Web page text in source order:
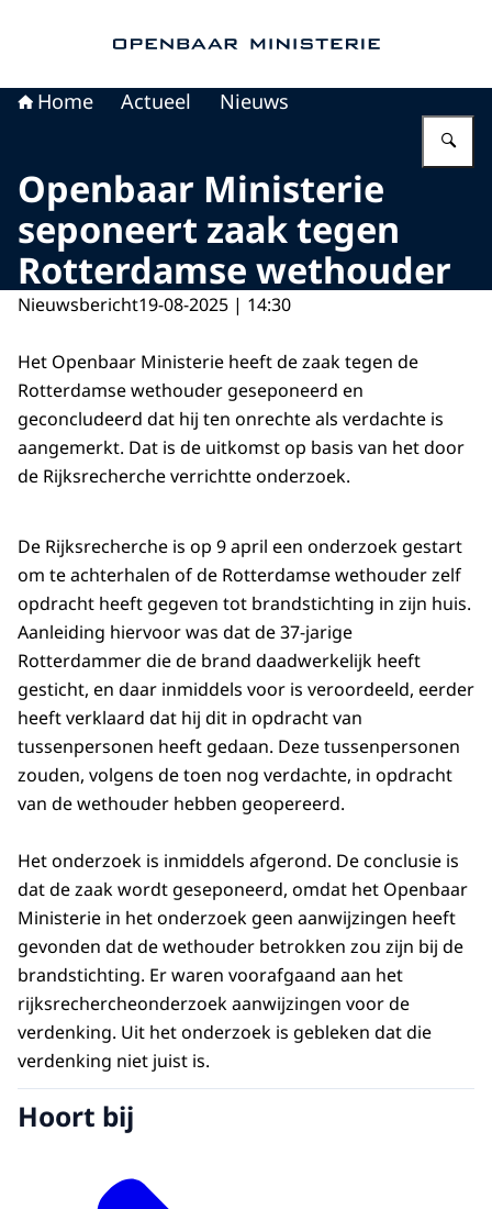
Home Actueel Nieuws
Openbaar Ministerie
seponeert zaak tegen
Rotterdamse wethouder
Nieuwsbericht19-08-2025 | 14:30
Het Openbaar Ministerie heeft de zaak tegen de
Rotterdamse wethouder geseponeerd en
geconcludeerd dat hij ten onrechte als verdachte is
aangemerkt. Dat is de uitkomst op basis van het door
de Rijksrecherche verrichtte onderzoek.
De Rijksrecherche is op 9 april een onderzoek gestart
om te achterhalen of de Rotterdamse wethouder zelf
opdracht heeft gegeven tot brandstichting in zijn huis.
Aanleiding hiervoor was dat de 37-jarige
Rotterdammer die de brand daadwerkelijk heeft
gesticht, en daar inmiddels voor is veroordeeld, eerder
heeft verklaard dat hij dit in opdracht van
tussenpersonen heeft gedaan. Deze tussenpersonen
zouden, volgens de toen nog verdachte, in opdracht
van de wethouder hebben geopereerd.
Het onderzoek is inmiddels afgerond. De conclusie is
dat de zaak wordt geseponeerd, omdat het Openbaar
Ministerie in het onderzoek geen aanwijzingen heeft
gevonden dat de wethouder betrokken zou zijn bij de
brandstichting. Er waren voorafgaand aan het
rijksrechercheonderzoek aanwijzingen voor de
verdenking. Uit het onderzoek is gebleken dat die
verdenking niet juist is.
Hoort bij